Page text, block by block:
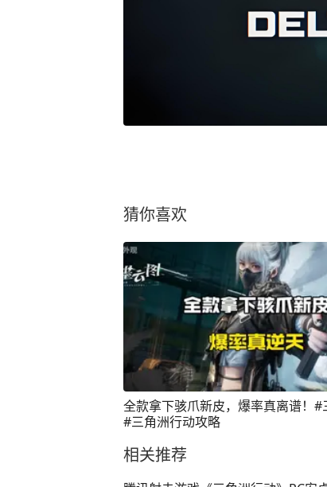
猜你喜欢
全款拿下骇爪新皮，爆率真离谱！#
#三角洲行动攻略
相关推荐